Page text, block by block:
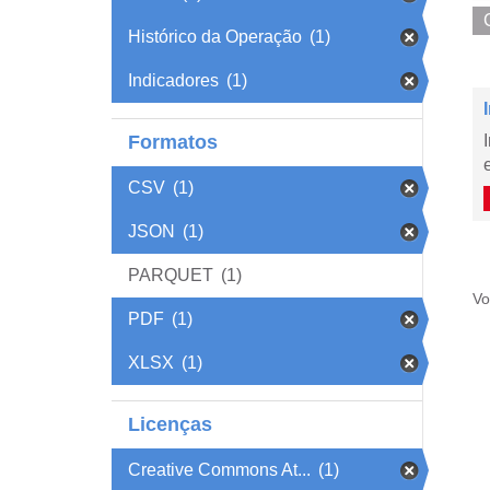
Histórico da Operação (1)
Indicadores (1)
Formatos
CSV (1)
JSON (1)
PARQUET (1)
PDF (1)
XLSX (1)
Licenças
Creative Commons At... (1)